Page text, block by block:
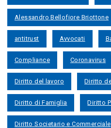
Alessandro Bellofiore Briottone
antitrust Avvocati
Compliance Coronavirus
Diritto del lavoro Diritto
Diritto di Famiglia Diritto
Diritto Societario e Commerciale